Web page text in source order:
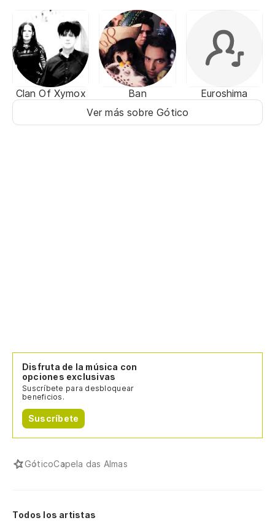
Clan Of Xymox Ban
Euroshima
Ver más sobre Gótico
Disfruta de la música con
opciones exclusivas
Suscríbete para desbloquear
beneficios.
Suscríbete
GóticoCapela das Almas
Todos los artistas